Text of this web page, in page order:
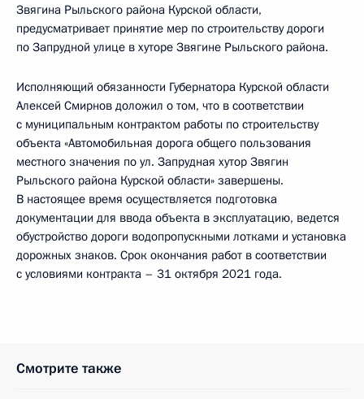
Звягина Рыльского района Курской области,
предусматривает принятие мер по строительству дороги
по Запрудной улице в хуторе Звягине Рыльского района.
Исполняющий обязанности Губернатора Курской области
Алексей Смирнов доложил о том, что в соответствии
с муниципальным контрактом работы по строительству
объекта «Автомобильная дорога общего пользования
местного значения по ул. Запрудная хутор Звягин
Рыльского района Курской области» завершены.
В настоящее время осуществляется подготовка
документации для ввода объекта в эксплуатацию, ведется
обустройство дороги водопропускными лотками и установка
дорожных знаков. Срок окончания работ в соответствии
с условиями контракта – 31 октября 2021 года.
Смотрите также